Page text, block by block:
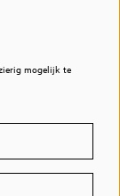
mogelijk te